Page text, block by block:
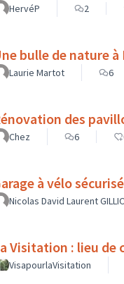
HervéP 2
bulle de nature à
Laurie Martot 6
des
Chez 6
à vélo
Nicolas David Laurent
Visitation : lieu
VisapourlaVisitation